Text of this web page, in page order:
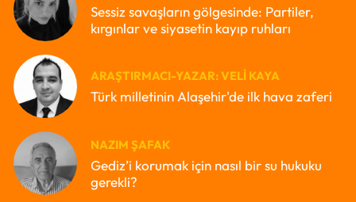
Sessiz savaşların gölgesinde: Partiler,
kırgınlar ve siyasetin kayıp ruhları
ARAŞTIRMACI-YAZAR: VELI KAYA
Türk milletinin Alaşehir'de ilk hava zaferi
NAZIM ŞAFAK
Gediz’i korumak için nasıl bir su hukuku
gerekli?